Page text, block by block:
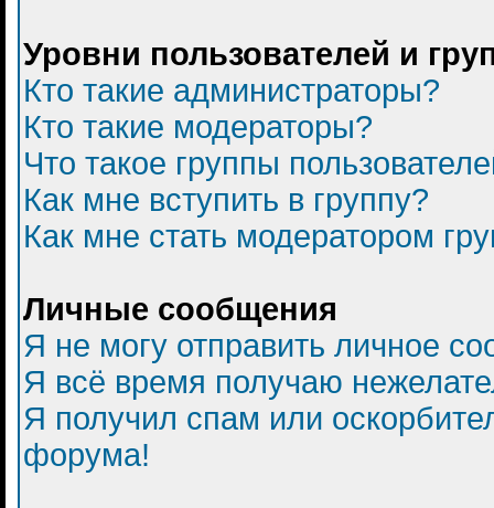
Уровни пользователей и
Кто такие администраторы?
Кто такие модераторы?
Что такое группы
Как мне вступить в группу?
Как мне стать модератором
Личные сообщения
Я не могу отправить личное
Я всё время получаю
Я получил спам или
форума!